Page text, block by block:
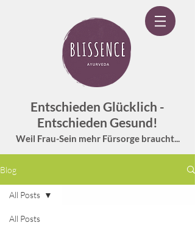
Entschieden Glücklich -
Entschieden Gesund!
Weil Frau-Sein mehr Fürsorge braucht...
Blog
All Posts
All Posts